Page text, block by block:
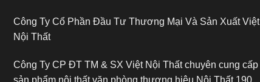
Công Ty Cổ Phần Đầu Tư Thương Mại Và Sản Xuất Việt
Nội Thất
Công Ty CP ĐT TM & SX Việt Nội Thất chuyên cung cấp
sản phẩm nội thất văn phòng thương hiệu Nội Thất 190